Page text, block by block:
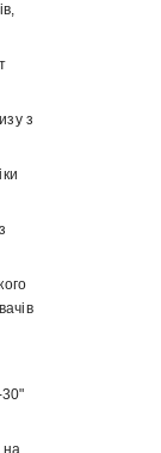
з
30"